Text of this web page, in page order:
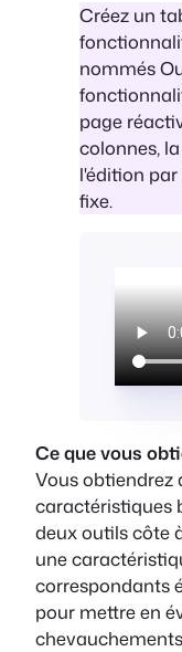
Créez un
nommés
page
colonnes,
l'édition
fixe.
Ce que vous
Vous obtiendrez
caractéristiques
deux outils côte
une
correspondants
pour mettre en